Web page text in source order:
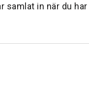
samlat in när du